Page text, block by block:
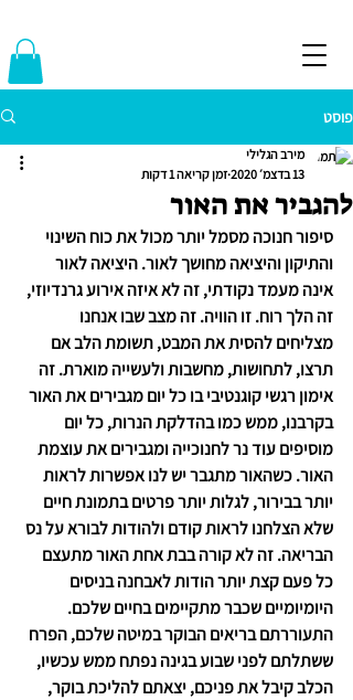
פוסט
להגביר את האור
מירב הגלילי
13 בדצמ׳ 2020
זמן קריאה 1 דקות
סיפור חנוכה מסמל יותר מכול את כוח השינוי
והתיקון והיציאה מחושך לאור. היציאה לאור
אינה מעמד נקודתי, זה לא איזה אירוע גרנדיוזי,
זה הלך רוח. זו הוויה. זה מצב שבו אנחנו
מצליחים להסית את המבט, תשומת הלב אם
תרצו, לתחושות, מחשבות ולעשייה מוארת. זה
אימון רגשי קוגנטיבי בו כל יום מגבירים את האור
בקרבנו, ממש כמו בהדלקת הנרות, כל יום
מוסיפים עוד נר לחנוכייה ומגבירים את עוצמת
האור. כשהאור מתגבר יש לנו אפשרות לראות
יותר בבירור, לגלות יותר פרטים בתמונת חיים
שלא הצלחנו לראות קודם ולהודות לבורא על נס
הבריאה. זה לא קורה בבת אחת האור מתעצם
כל פעם קצת יותר הודות לאבחנה בניסים
היומיומיים שכבר מתקיימים בחיים שלכם.
התעוררתם בריאים הבוקר במיטה שלכם, הפרח
ששתלתם לפני שבוע בגינה נפתח ממש עכשיו,
הכלב קיבל את פניכם, יצאתם להליכת בוקר,